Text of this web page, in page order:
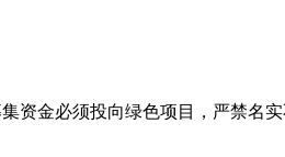
资金必须投向绿色项目，严禁名